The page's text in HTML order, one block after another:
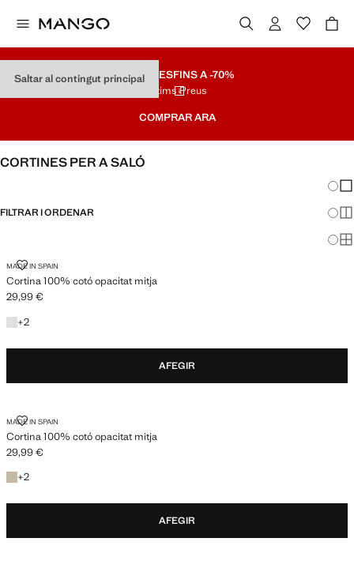
Saltar al contingut principalREBAIXESFINS A -70%
Últims Preus
COMPRAR ARA
CORTINES PER A SALÓ
FILTRAR I ORDENAR
MADE IN SPAIN
Cortina 100% cotó opacitat mitja
CORTINA 100% COTÓ OPACITAT MITJA
Preu actual [29,99 € ]
29,99 €
+2
+2 colors
AFEGIR
MADE IN SPAIN
Cortina 100% cotó opacitat mitja
CORTINA 100% COTÓ OPACITAT MITJA
Preu actual [29,99 € ]
29,99 €
+2
+2 colors
AFEGIR